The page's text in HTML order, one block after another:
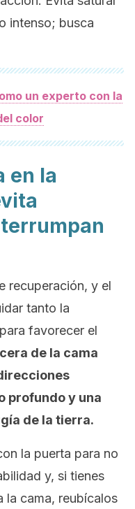
intenso; busca
un experto con la
color
en la
recuperación, y el
tanto la
favorecer el
de la cama
profundo y una
de la tierra.
la puerta para no
y, si tienes
la cama, reubícalos